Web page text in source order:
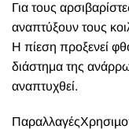
Για τους
αναπτύξουν τους
Η πίεση προξενεί
διάστημα της
αναπτυχθεί.
Παραλλαγές